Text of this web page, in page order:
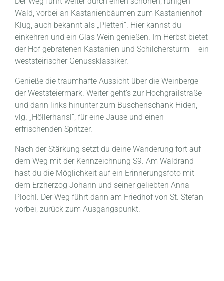
Wald, vorbei an Kastanienbäumen zum Kastanienhof
Klug, auch bekannt als „Pletteri“. Hier kannst du
einkehren und ein Glas Wein genießen. Im Herbst bietet
der Hof gebratenen Kastanien und Schilchersturm – ein
weststeirischer Genussklassiker.
Genieße die traumhafte Aussicht über die Weinberge
der Weststeiermark. Weiter geht’s zur Hochgrailstraße
und dann links hinunter zum Buschenschank Hiden,
vlg. „Höllerhansl“, für eine Jause und einen
erfrischenden Spritzer.
Nach der Stärkung setzt du deine Wanderung fort auf
dem Weg mit der Kennzeichnung S9. Am Waldrand
hast du die Möglichkeit auf ein Erinnerungsfoto mit
dem Erzherzog Johann und seiner geliebten Anna
Plochl. Der Weg führt dann am Friedhof von St. Stefan
vorbei, zurück zum Ausgangspunkt.